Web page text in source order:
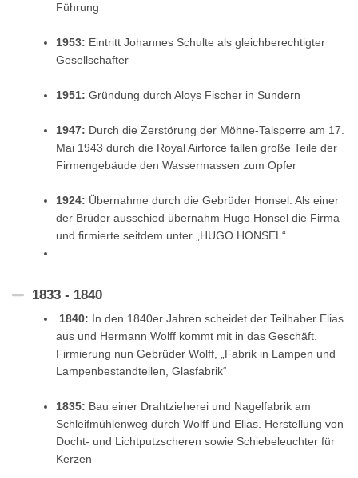
Führung
1953: Eintritt Johannes Schulte als gleichberechtigter
Gesellschafter
1951: Gründung durch Aloys Fischer in Sundern
1947: Durch die Zerstörung der Möhne-Talsperre am 17.
Mai 1943 durch die Royal Airforce fallen große Teile der
Firmengebäude den Wassermassen zum Opfer
1924: Übernahme durch die Gebrüder Honsel. Als einer
der Brüder ausschied übernahm Hugo Honsel die Firma
und firmierte seitdem unter „HUGO HONSEL“
1833 - 1840
1840: In den 1840er Jahren scheidet der Teilhaber Elias
aus und Hermann Wolff kommt mit in das Geschäft.
Firmierung nun Gebrüder Wolff, „Fabrik in Lampen und
Lampenbestandteilen, Glasfabrik“
1835: Bau einer Drahtzieherei und Nagelfabrik am
Schleifmühlenweg durch Wolff und Elias. Herstellung von
Docht- und Lichtputzscheren sowie Schiebeleuchter für
Kerzen